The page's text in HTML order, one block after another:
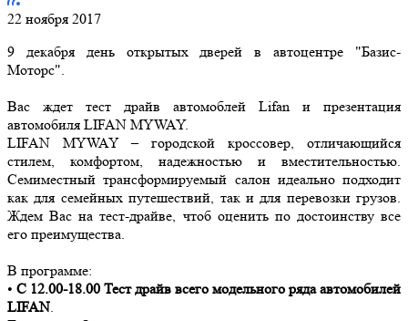
22 ноября 2017
9 декабря день открытых дверей в автоцентре "Базис-
Моторс".
Вас ждет тест драйв автомоблей Lifan и презентация
автомобиля LIFAN MYWAY.
LIFAN MYWAY – городской кроссовер, отличающийся
стилем, комфортом, надежностью и вместительностью.
Семиместный трансформируемый салон идеально подходит
как для семейных путешествий, так и для перевозки грузов.
Ждем Вас на тест-драйве, чтоб оценить по достоинству все
его преимущества.
В программе:
• С 12.00-18.00 Тест драйв всего модельного ряда автомобилей
LIFAN